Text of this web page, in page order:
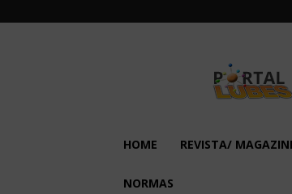
em
Foco
HOME REVISTA/
NORMAS